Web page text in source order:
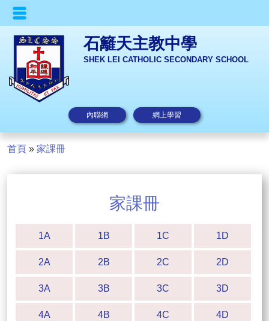
石籬天主教中學
SHEK LEI CATHOLIC SECONDARY SCHOOL
內聯網 網上學習
首頁 » 家課冊
家課冊
1A 1B 1C 1D
2A 2B 2C 2D
3A 3B 3C 3D
4A 4B 4C 4D